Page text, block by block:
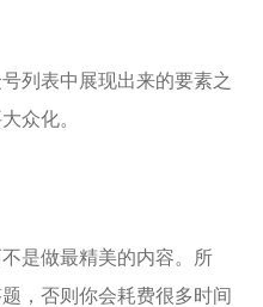
表中展现出来的要素之
众化。
是做最精美的内容。所
，否则你会耗费很多时间